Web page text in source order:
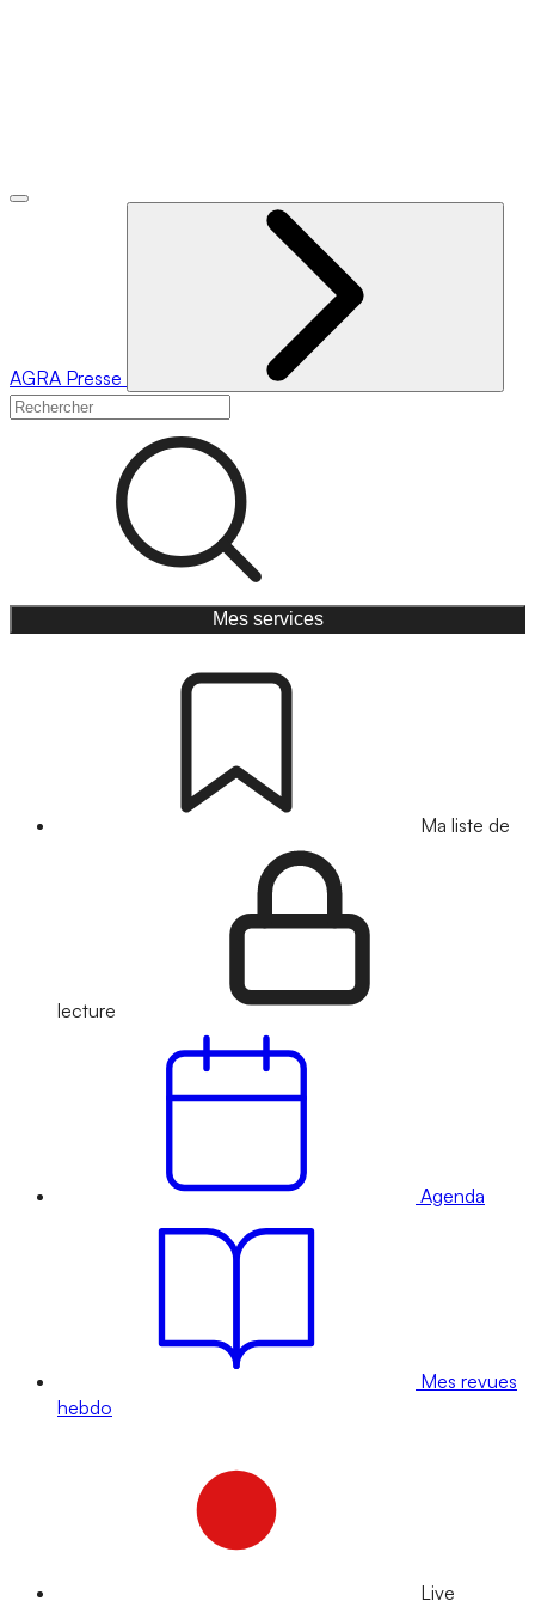
AGRA Presse
Mes services
Ma liste de
lecture
Agenda
Mes revues
hebdo
Live